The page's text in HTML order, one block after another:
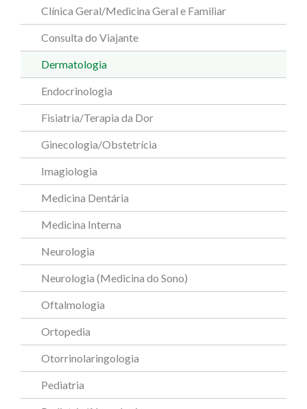
Clínica Geral/Medicina Geral e Familiar
Consulta do Viajante
Dermatologia
Endocrinologia
Fisiatria/Terapia da Dor
Ginecologia/Obstetrícia
Imagiologia
Medicina Dentária
Medicina Interna
Neurologia
Neurologia (Medicina do Sono)
Oftalmologia
Ortopedia
Otorrinolaringologia
Pediatria